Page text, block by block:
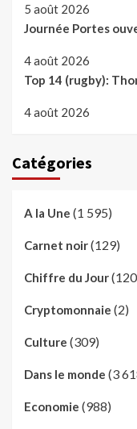
5 août 2026
Journée Portes
4 août 2026
Top 14 (rugby):
4 août 2026
Catégories
A la Une (1 595)
Carnet noir(129)
Chiffre du Jour
Cryptomonnaie (2)
Culture (309)
Dans le monde (3
Economie (988)